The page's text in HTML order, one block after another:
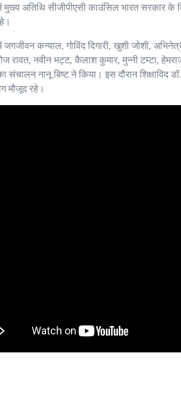
मुख्य अतिथि सीजीपीएसी काउंसिल भारत सरकार के
जगजीवन कन्याल, गोविंद दिगारी, खुशी जोशी,
रावत, नवीन भट्ट, कैलाश कुमार, मुन्नी टम्टा,
संचालन नानू बिष्ट ने किया। इस दौरान
मौजूद रहे।